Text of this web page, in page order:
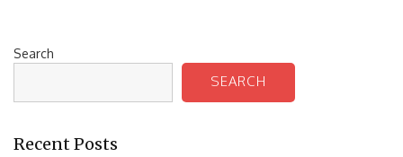
Search
SEARCH
Recent Posts